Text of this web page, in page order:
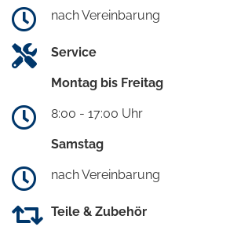
nach Vereinbarung
Service
Montag bis Freitag
8:00 - 17:00 Uhr
Samstag
nach Vereinbarung
Teile & Zubehör